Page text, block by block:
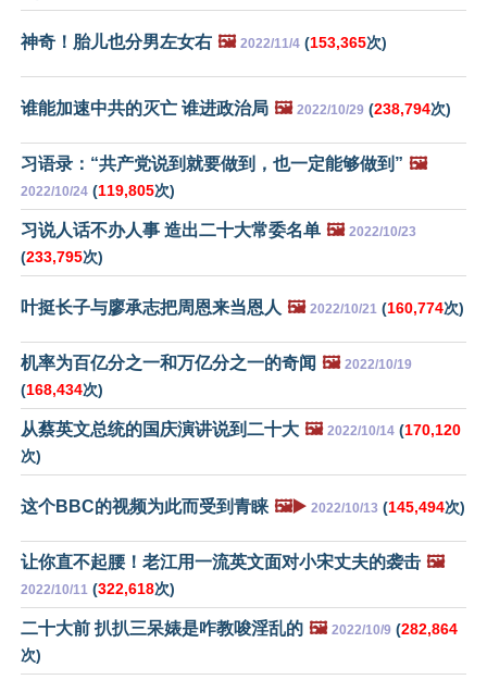
神奇！胎儿也分男左女右 🖼️ 2022/11/4 (153,365次)
谁能加速中共的灭亡 谁进政治局 🖼️ 2022/10/29 (238,794次)
习语录：“共产党说到就要做到，也一定能够做到” 🖼️
2022/10/24 (119,805次)
习说人话不办人事 造出二十大常委名单 🖼️ 2022/10/23
(233,795次)
叶挺长子与廖承志把周恩来当恩人 🖼️ 2022/10/21 (160,774次)
机率为百亿分之一和万亿分之一的奇闻 🖼️ 2022/10/19
(168,434次)
从蔡英文总统的国庆演讲说到二十大 🖼️ 2022/10/14 (170,120
次)
这个BBC的视频为此而受到青睐 🖼️▶️ 2022/10/13 (145,494次)
让你直不起腰！老江用一流英文面对小宋丈夫的袭击 🖼️
2022/10/11 (322,618次)
二十大前 扒扒三呆婊是咋教唆淫乱的 🖼️ 2022/10/9 (282,864
次)